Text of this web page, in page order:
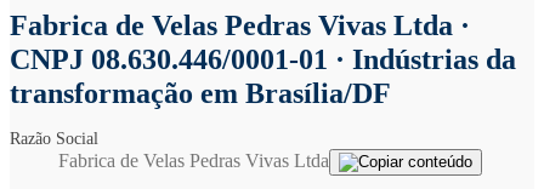
Fabrica de Velas Pedras Vivas Ltda ·
CNPJ 08.630.446/0001-01 · Indústrias da
transformação em Brasília/DF
Razão Social
Fabrica de Velas Pedras Vivas Ltda